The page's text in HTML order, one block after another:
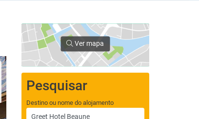
Ver mapa
Pesquisar
Destino ou nome do alojamento